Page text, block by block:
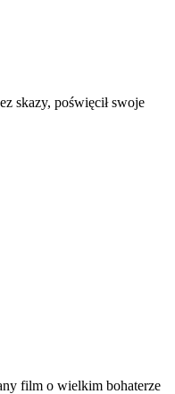
skazy, poświęcił swoje
film o wielkim bohaterze